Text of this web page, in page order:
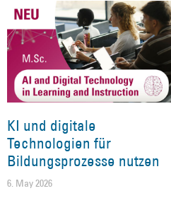
KI und digitale
Technologien für
Bildungsprozesse nutzen
6. May 2026